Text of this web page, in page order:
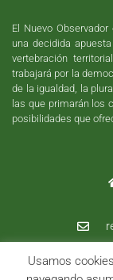
El Nuevo
una decidida
vertebración
trabajará por la
de la igualdad, la
las que primarán los
posibilidades que
Copyright ©2026
Usamos